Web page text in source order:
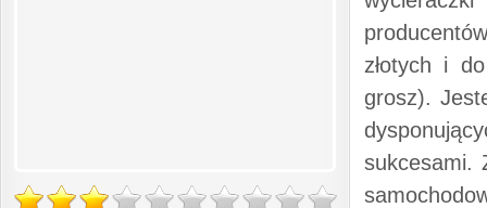
złotych i
grosz).
sukcesami.